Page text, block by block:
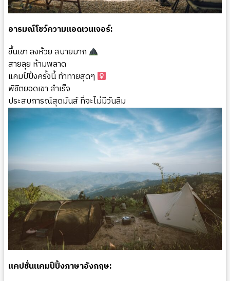
อารมณ์โชว์ความแอดเวนเจอร์:
ขึ้นเขา ลงห้วย สบายมาก
สายลุย ห้ามพลาด
แคมป์ปิ้งครั้งนี้ ท้าทายสุดๆ ‍
พิชิตยอดเขา สำเร็จ
ประสบการณ์สุดมันส์ ที่จะไม่มีวันลืม
แคปชั่นแคมป์ปิ้งภาษาอังกฤษ: